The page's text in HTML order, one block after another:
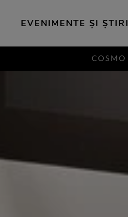
EVENIMENTE ȘI ȘTIRI
COSMO